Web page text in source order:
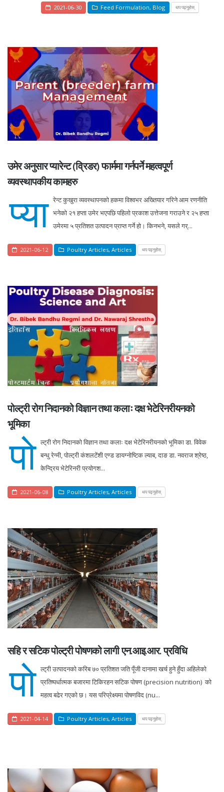
2021-06-30 Feed Formulation, Blog थप पढ्नुहोस्
उमेर अनुसार प्यारेन्ट (व्रिडर) फार्ममा गर्नपर्ने महत्वपूर्ण
व्यवस्थापकीय कामहरु
प्या रेन्ट कुखुरा व्यवस्थापनको हकमा विश्वभर अख्तियार गरिने आम रणनीति
भनेको २१ हप्ता उमेर भएपछि पहिलो प्रकाश उत्तेजना गराउने र २५ हप्ता
उमेरमा ५ प्रतिशत उत्पादन प्राप्त गर्ने हो। किनभने, यसले गर्...
2021-06-12 Poultry Articles, Articles थप पढ्नुहोस्
पोल्ट्री रोग निदानको विज्ञान तथा कलाः दक्ष भेटेरिनरीयनको
भूमिका
पो ल्ट्री रोग निदानको विज्ञान तथा कलाः दक्ष भेटेरिनरीयनको भूमिका डा. विवेक
बन्धु रेग्मी, पोल्ट्री कंशलटेंशी एण्ड डायग्नोष्टिक ल्याब, दाङ डा. नवराज श्रेष्ठ,
केन्द्रिय भेटेरिनरी प्रयोगश...
2021-06-08 Poultry Articles, Articles थप पढ्नुहोस्
सहि र सटिक पोल्ट्री पोषणको लागी एन.आइ.आर. प्रविधि
पो ल्ट्री उत्पादनको करिब ७० प्रतिशत जति पूँजी दानामा खर्च हुने हुँदा अहिलेको
प्रतिष्पर्धात्मक बजारमा टिकिरहन सटिक पोषण (precision nutrition) को
महत्व बढेर गएको छ। यस परिप्रेक्ष्यमा पोषणविद (nu...
2021-04-14 Poultry Articles, Articles थप पढ्नुहोस्